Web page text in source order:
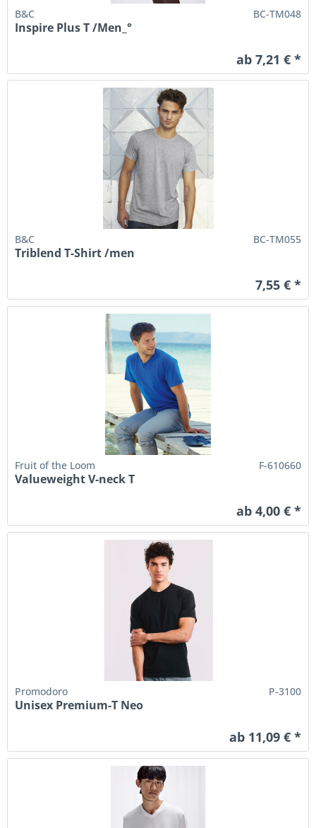
B&C BC-TM048
Inspire Plus T /Men_°
ab 7,21 € *
B&C BC-TM055
Triblend T-Shirt /men
7,55 € *
Fruit of the Loom F-610660
Valueweight V-neck T
ab 4,00 € *
Promodoro P-3100
Unisex Premium-T Neo
ab 11,09 € *